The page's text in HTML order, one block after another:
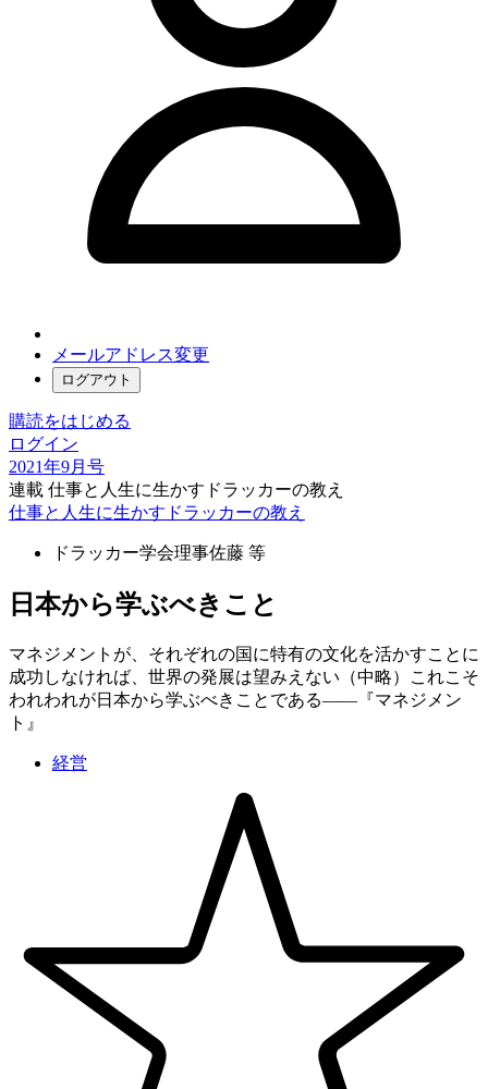
メールアドレス変更
ログアウト
購読をはじめる
ログイン
2021年9月号
連載 仕事と人生に生かすドラッカーの教え
仕事と人生に生かすドラッカーの教え
ドラッカー学会理事佐藤 等
日本から学ぶべきこと
マネジメントが、それぞれの国に特有の文化を活かすことに
成功しなければ、世界の発展は望みえない（中略）これこそ
われわれが日本から学ぶべきことである——『マネジメン
ト』
経営